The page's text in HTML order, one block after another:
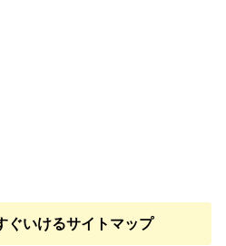
ぐいけるサイトマップ